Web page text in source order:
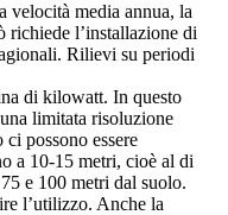
velocità media annua, la
richiede l’installazione di
Rilievi su periodi
di kilowatt. In questo
limitata risoluzione
possono essere
a 10-15 metri, cioè al di
e 100 metri dal suolo.
l’utilizzo. Anche la